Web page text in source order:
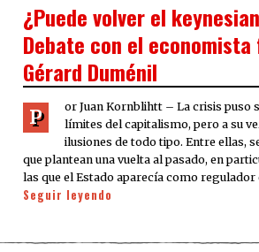
¿Puede volver el
Debate con el
Gérard Duménil
P
or Juan Kornblihtt – La crisis puso
límites del capitalismo, pero a su
ilusiones de todo tipo. Entre ellas,
que plantean una vuelta al pasado, en
las que el Estado aparecía como
Seguir leyendo